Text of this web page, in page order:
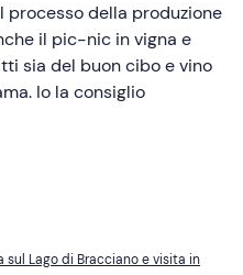
della produzione
il pic-nic in vigna e
sia del buon cibo e vino
Io la consiglio
sul Lago di Bracciano e visita in